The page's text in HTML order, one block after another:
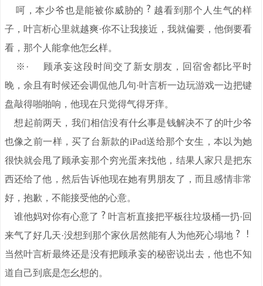
呵，本少爷也是能被你威胁的
越看到那个人生气的样
子，叶言析心里就越爽·你不让我接近，我就偏要，他倒要看
看，那个人能拿他怎幺样。
※· 顾承妄这段时间交了新女朋友，回宿舍都比平时
晚，余且有时候还会调侃他几句·叶言析一边玩游戏一边把键
盘敲得啪啪响，他现在只觉得气得牙痒。
想起前两天，我们相信没有什幺事是钱解决不了的叶少爷
也像之前一样，买了台新款的iPad送给那个女生，本以为她
很快就会甩了顾承妄那个穷光蛋来找他，结果人家只是把东
西还给了他，然后告诉他现在她有男朋友了，而且感情非常
好，抱歉，不能接受他的心意。
谁他妈对你有心意了
叶言析直接把平板往垃圾桶一扔·回
来气了好几天·没想到那个家伙居然能有人为他死心塌地
当然叶言析最终还是没有把顾承妄的秘密说出去，他也不知
道自己到底是怎幺想的。